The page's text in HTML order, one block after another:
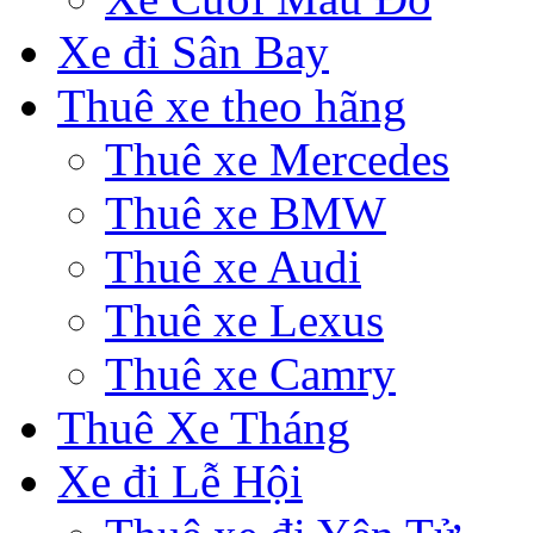
Xe đi Sân Bay
Thuê xe theo hãng
Thuê xe Mercedes
Thuê xe BMW
Thuê xe Audi
Thuê xe Lexus
Thuê xe Camry
Thuê Xe Tháng
Xe đi Lễ Hội